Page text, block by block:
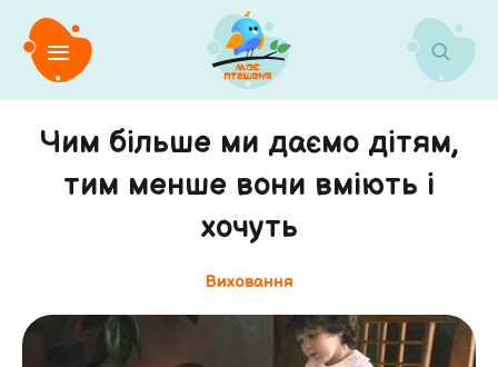
Чим більше ми даємо дітям,
тим менше вони вміють і
хочуть
Виховання